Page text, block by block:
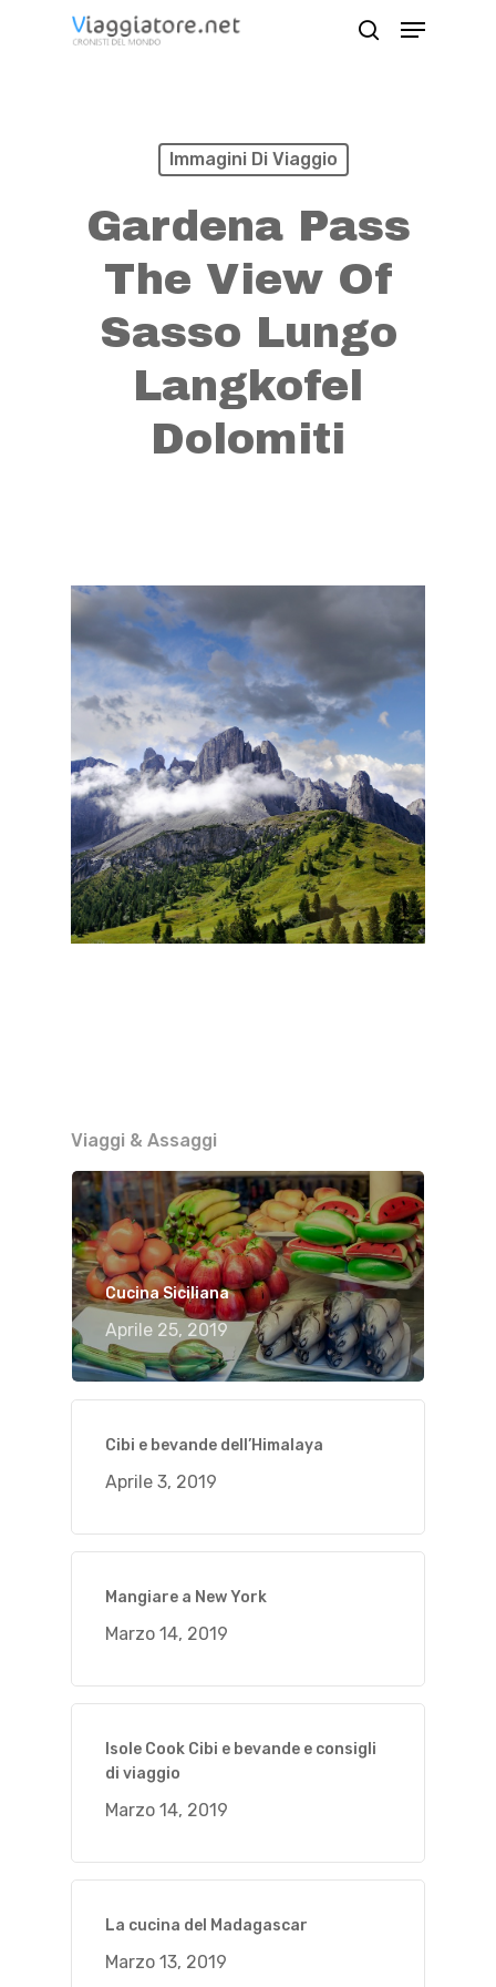
Menu
Immagini Di Viaggio
Gardena Pass
The View Of
Sasso Lungo
Langkofel
Dolomiti
Viaggi & Assaggi
Cucina Siciliana
Aprile 25, 2019
Cibi e bevande dell’Himalaya
Aprile 3, 2019
Mangiare a New York
Marzo 14, 2019
Isole Cook Cibi e bevande e consigli
di viaggio
Marzo 14, 2019
La cucina del Madagascar
Marzo 13, 2019